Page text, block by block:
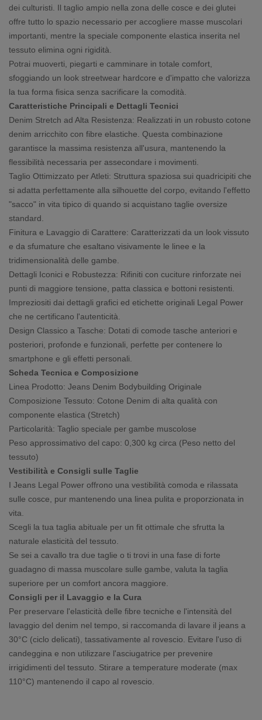
dei culturisti. Il taglio ampio nella zona delle cosce e dei glutei
offre tutto lo spazio necessario per accogliere masse muscolari
importanti, mentre la speciale componente elastica inserita nel
tessuto elimina ogni rigidità.
Potrai muoverti, piegarti e camminare in totale comfort,
sfoggiando un look streetwear hardcore e d'impatto che valorizza
la tua forma fisica senza sacrificare la comodità.
Caratteristiche Principali e Dettagli Tecnici
Denim Stretch ad Alta Resistenza: Realizzati in un robusto cotone
denim arricchito con fibre elastiche. Questa combinazione
garantisce la massima resistenza all'usura, mantenendo la
flessibilità necessaria per assecondare i movimenti.
Taglio Ottimizzato per Atleti: Struttura spaziosa sui quadricipiti che
si adatta perfettamente alla silhouette del corpo, evitando l'effetto
"sacco" in vita tipico di quando si acquistano taglie oversize
standard.
Finitura e Lavaggio di Carattere: Caratterizzati da un look vissuto
e da sfumature che esaltano visivamente le linee e la
tridimensionalità delle gambe.
Dettagli Iconici e Robustezza: Rifiniti con cuciture rinforzate nei
punti di maggiore tensione, patta classica e bottoni resistenti.
Impreziositi dai dettagli grafici ed etichette originali Legal Power
che ne certificano l'autenticità.
Design Classico a Tasche: Dotati di comode tasche anteriori e
posteriori, profonde e funzionali, perfette per contenere lo
smartphone e gli effetti personali.
Scheda Tecnica e Composizione
Linea Prodotto: Jeans Denim Bodybuilding Originale
Composizione Tessuto: Cotone Denim di alta qualità con
componente elastica (Stretch)
Particolarità: Taglio speciale per gambe muscolose
Peso approssimativo del capo: 0,300 kg circa (Peso netto del
tessuto)
Vestibilità e Consigli sulle Taglie
I Jeans Legal Power offrono una vestibilità comoda e rilassata
sulle cosce, pur mantenendo una linea pulita e proporzionata in
vita.
Scegli la tua taglia abituale per un fit ottimale che sfrutta la
naturale elasticità del tessuto.
Se sei a cavallo tra due taglie o ti trovi in una fase di forte
guadagno di massa muscolare sulle gambe, valuta la taglia
superiore per un comfort ancora maggiore.
Consigli per il Lavaggio e la Cura
Per preservare l'elasticità delle fibre tecniche e l'intensità del
lavaggio del denim nel tempo, si raccomanda di lavare il jeans a
30°C (ciclo delicati), tassativamente al rovescio. Evitare l'uso di
candeggina e non utilizzare l'asciugatrice per prevenire
irrigidimenti del tessuto. Stirare a temperature moderate (max
110°C) mantenendo il capo al rovescio.